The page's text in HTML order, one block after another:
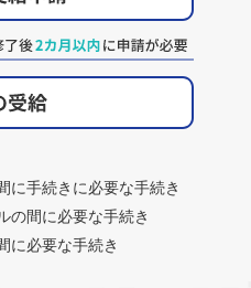
に手続きに必要な手続き
の間に必要な手続き
に必要な手続き